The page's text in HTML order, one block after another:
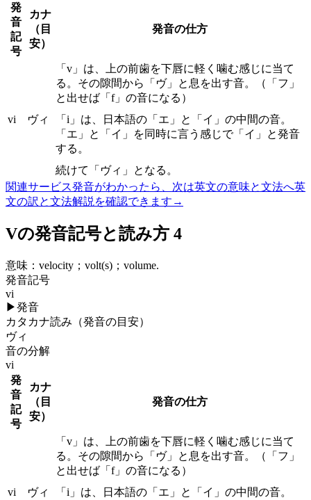
発
音
記
号
カナ
（目
安）
発音の仕方
vi ヴィ
「v」は、上の前歯を下唇に軽く噛む感じに当て
る。その隙間から「ヴ」と息を出す音。（「フ」
と出せば「f」の音になる）
「i」は、日本語の「エ」と「イ」の中間の音。
「エ」と「イ」を同時に言う感じで「イ」と発音
する。
続けて「ヴィ」となる。
関連サービス発音がわかったら、次は英文の意味と文法へ英
文の訳と文法解説を確認できます →
Vの発音記号と読み方 4
意味： velocity；volt(s)；volume.
発音記号
vi
▶発音
カタカナ読み（発音の目安）
ヴィ
音の分解
vi
発
音
記
号
カナ
（目
安）
発音の仕方
vi ヴィ
「v」は、上の前歯を下唇に軽く噛む感じに当て
る。その隙間から「ヴ」と息を出す音。（「フ」
と出せば「f」の音になる）
「i」は、日本語の「エ」と「イ」の中間の音。